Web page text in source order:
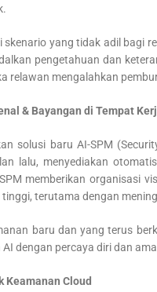
yang tidak adil bagi
pengetahuan dan
relawan mengalahkan
& Bayangan di Tempat
solusi baru AI-SPM
lalu, menyediakan
memberikan organisasi
terutama dengan
baru dan yang terus
dengan percaya diri dan
Keamanan Cloud